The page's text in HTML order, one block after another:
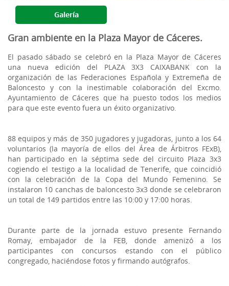
Galería
Gran ambiente en la Plaza Mayor de Cáceres.
El pasado sábado se celebró en la Plaza Mayor de Cáceres
una nueva edición del PLAZA 3X3 CAIXABANK con la
organización de las Federaciones Española y Extremeña de
Baloncesto y con la inestimable colaboración del Excmo.
Ayuntamiento de Cáceres que ha puesto todos los medios
para que este evento fuera un éxito organizativo.
88 equipos y más de 350 jugadores y jugadoras, junto a los 64
voluntarios (la mayoría de ellos del Área de Árbitros FExB),
han participado en la séptima sede del circuito Plaza 3x3
cogiendo el testigo a la localidad de Tenerife, que coincidió
con la celebración de la Copa del Mundo Femenino. Se
instalaron 10 canchas de baloncesto 3x3 donde se celebraron
un total de 149 partidos entre las 10:00 y 17:00 horas.
Durante parte de la jornada estuvo presente Fernando
Romay, embajador de la FEB, donde amenizó a los
participantes con concursos estando con el público
congregado, haciéndose fotos y firmando autógrafos.